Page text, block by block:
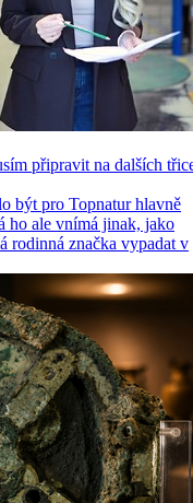
připravit na dalších
být pro Topnatur hlavně
ho ale vnímá jinak, jako
rodinná značka vypadat v